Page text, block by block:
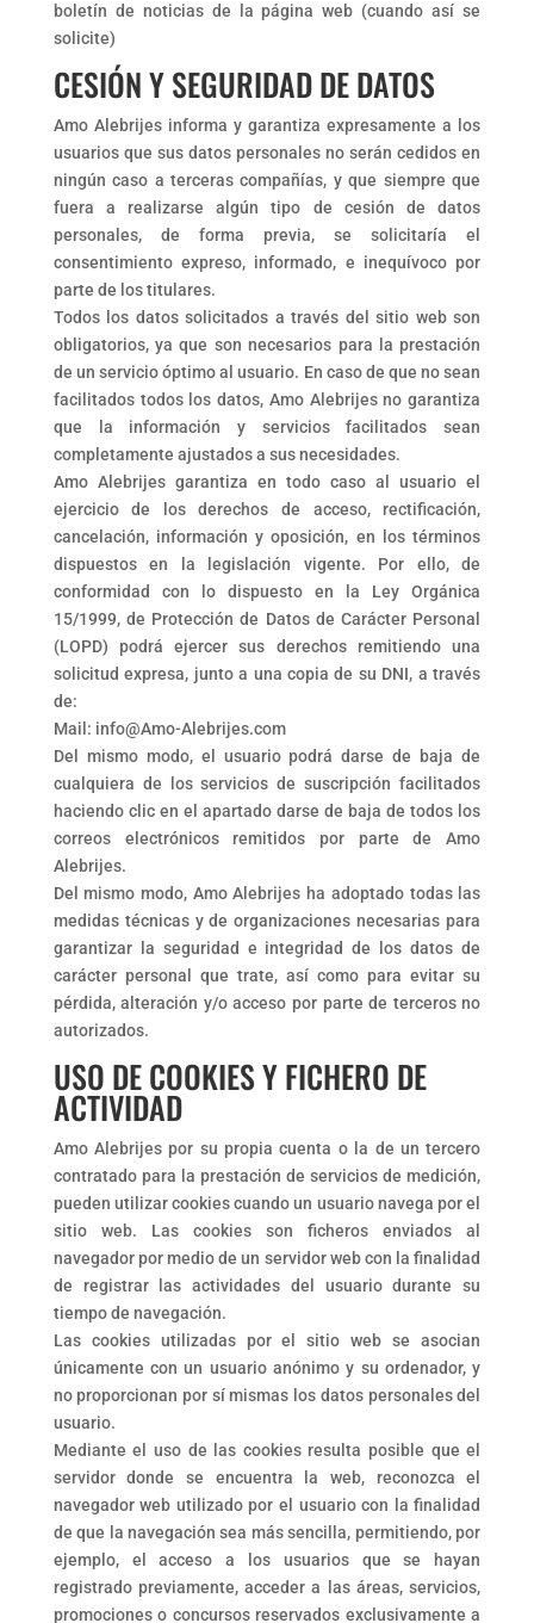
boletín de noticias de la página web (cuando así se
solicite)
CESIÓN Y SEGURIDAD DE DATOS
Amo Alebrijes informa y garantiza expresamente a los
usuarios que sus datos personales no serán cedidos en
ningún caso a terceras compañías, y que siempre que
fuera a realizarse algún tipo de cesión de datos
personales, de forma previa, se solicitaría el
consentimiento expreso, informado, e inequívoco por
parte de los titulares.
Todos los datos solicitados a través del sitio web son
obligatorios, ya que son necesarios para la prestación
de un servicio óptimo al usuario. En caso de que no sean
facilitados todos los datos, Amo Alebrijes no garantiza
que la información y servicios facilitados sean
completamente ajustados a sus necesidades.
Amo Alebrijes garantiza en todo caso al usuario el
ejercicio de los derechos de acceso, rectificación,
cancelación, información y oposición, en los términos
dispuestos en la legislación vigente. Por ello, de
conformidad con lo dispuesto en la Ley Orgánica
15/1999, de Protección de Datos de Carácter Personal
(LOPD) podrá ejercer sus derechos remitiendo una
solicitud expresa, junto a una copia de su DNI, a través
de:
Mail: info@Amo-Alebrijes.com
Del mismo modo, el usuario podrá darse de baja de
cualquiera de los servicios de suscripción facilitados
haciendo clic en el apartado darse de baja de todos los
correos electrónicos remitidos por parte de Amo
Alebrijes.
Del mismo modo, Amo Alebrijes ha adoptado todas las
medidas técnicas y de organizaciones necesarias para
garantizar la seguridad e integridad de los datos de
carácter personal que trate, así como para evitar su
pérdida, alteración y/o acceso por parte de terceros no
autorizados.
USO DE COOKIES Y FICHERO DE
ACTIVIDAD
Amo Alebrijes por su propia cuenta o la de un tercero
contratado para la prestación de servicios de medición,
pueden utilizar cookies cuando un usuario navega por el
sitio web. Las cookies son ficheros enviados al
navegador por medio de un servidor web con la finalidad
de registrar las actividades del usuario durante su
tiempo de navegación.
Las cookies utilizadas por el sitio web se asocian
únicamente con un usuario anónimo y su ordenador, y
no proporcionan por sí mismas los datos personales del
usuario.
Mediante el uso de las cookies resulta posible que el
servidor donde se encuentra la web, reconozca el
navegador web utilizado por el usuario con la finalidad
de que la navegación sea más sencilla, permitiendo, por
ejemplo, el acceso a los usuarios que se hayan
registrado previamente, acceder a las áreas, servicios,
promociones o concursos reservados exclusivamente a